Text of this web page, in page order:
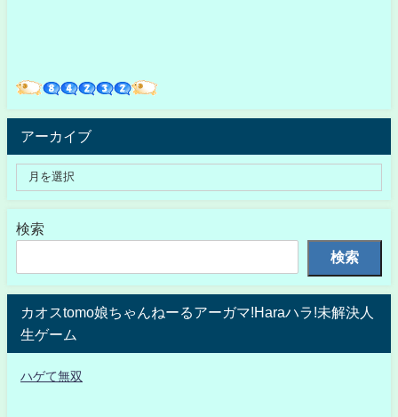
アーカイブ
検索
検索
カオスtomo娘ちゃんねーるアーガマ!Haraハラ!未解決人
生ゲーム
ハゲて無双